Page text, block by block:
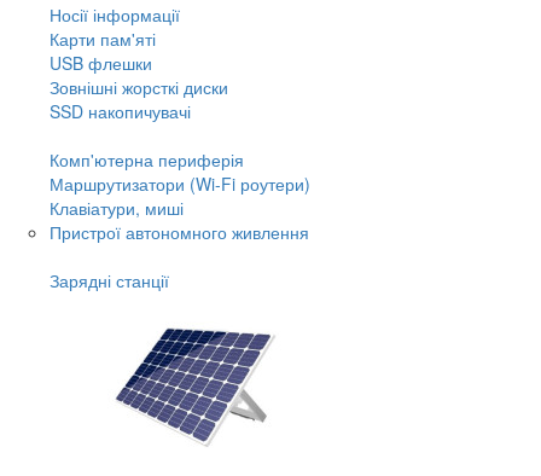
Носії інформації
Карти пам'яті
USB флешки
Зовнішні жорсткі диски
SSD накопичувачі
Комп'ютерна периферія
Маршрутизатори (Wi-Fi роутери)
Клавіатури, миші
Пристрої автономного живлення
Зарядні станції